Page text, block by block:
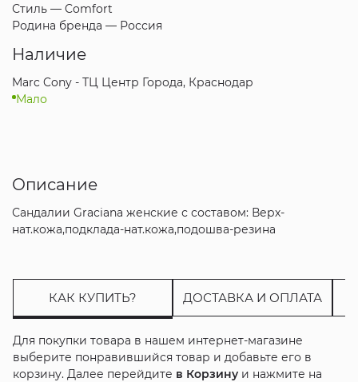
Стиль — Comfort
Родина бренда — Россия
Наличие
Marc Cony - ТЦ Центр Города, Краснодар
Мало
Описание
Сандалии Graciana женские с составом: Верх-
нат.кожа,подклада-нат.кожа,подошва-резина
КАК КУПИТЬ? ДОСТАВКА И ОПЛАТА
Для покупки товара в нашем интернет-магазине
выберите понравившийся товар и добавьте его в
корзину. Далее перейдите в Корзинуи нажмите на